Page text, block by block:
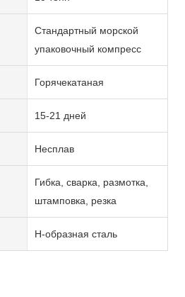
Стандартный морской
упаковочный компресс
Горячекатаная
15-21 дней
Несплав
Гибка, сварка, размотка,
штамповка, резка
H-образная сталь